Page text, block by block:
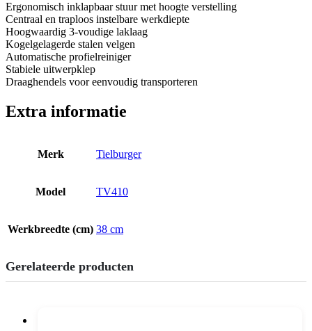
Ergonomisch inklapbaar stuur met hoogte verstelling
Centraal en traploos instelbare werkdiepte
Hoogwaardig 3-voudige laklaag
Kogelgelagerde stalen velgen
Automatische profielreiniger
Stabiele uitwerpklep
Draaghendels voor eenvoudig transporteren
Extra informatie
Merk Tielburger
Model TV410
Werkbreedte (cm) 38 cm
Gerelateerde producten